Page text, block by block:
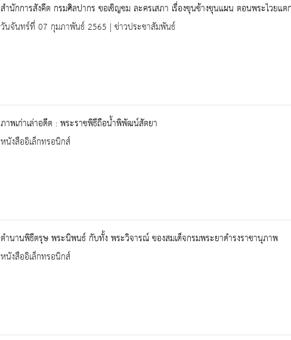
สำนักการสังคีต กรมศิลปากร ขอเชิญชม ละครเสภา เรื่องขุนช้างขุนแผน ตอนพระไวยแ
วันจันทร์ที่ 07 กุมภาพันธ์ 2565 | ข่าวประชาสัมพันธ์
ภาพเก่าเล่าอดีต : พระราชพิธีถือน้ำพิพัฒน์สัตยา
หนังสืออิเล็กทรอนิกส์
ตำนานพิธีตรุษ พระนิพนธ์ กับทั้ง พระวิจารณ์ ของสมเด็จกรมพระยาดำรงราชานุภาพ
หนังสืออิเล็กทรอนิกส์